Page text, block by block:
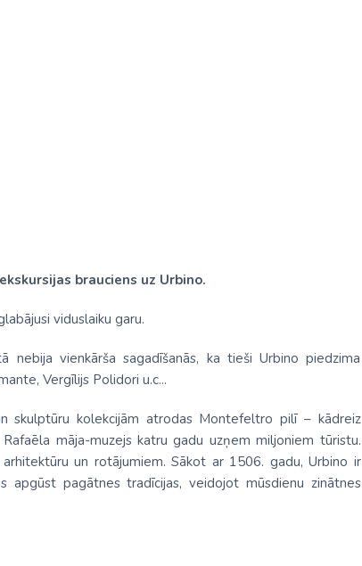
ekskursijas brauciens uz Urbino.
viduslaiku garu.
nebija vienkārša sagadīšanās, ka tieši Urbino piedzima
Vergīlijs Polidori u.c...
skulptūru kolekcijām atrodas Montefeltro pilī – kādreiz
māja-muzejs katru gadu uzņem miljoniem tūristu.
un rotājumiem. Sākot ar 1506. gadu, Urbino ir
apgūst pagātnes tradīcijas, veidojot mūsdienu zinātnes